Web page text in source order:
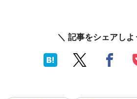
＼ 記事をシェアしよ